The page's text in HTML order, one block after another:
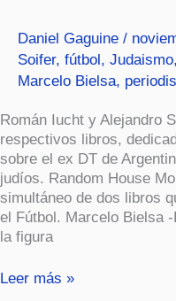
Daniel Gaguine /
Soifer, fútbol , Judaismo,
Marcelo Bielsa,
Román Iucht y Alejandro
respectivos libros,
sobre el ex DT de
judíos. Random House
simultáneo de dos libros
el Fútbol. Marcelo Bielsa
la figura
solo
corazón
Leer más »